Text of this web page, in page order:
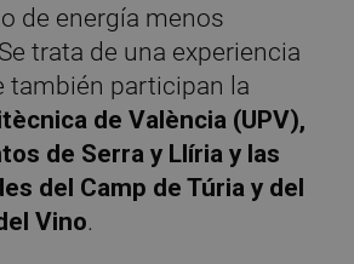
de energía menos
trata de una experiencia
también participan la
de València (UPV),
de Serra y Llíria y las
del Camp de Túria y del
Vino.